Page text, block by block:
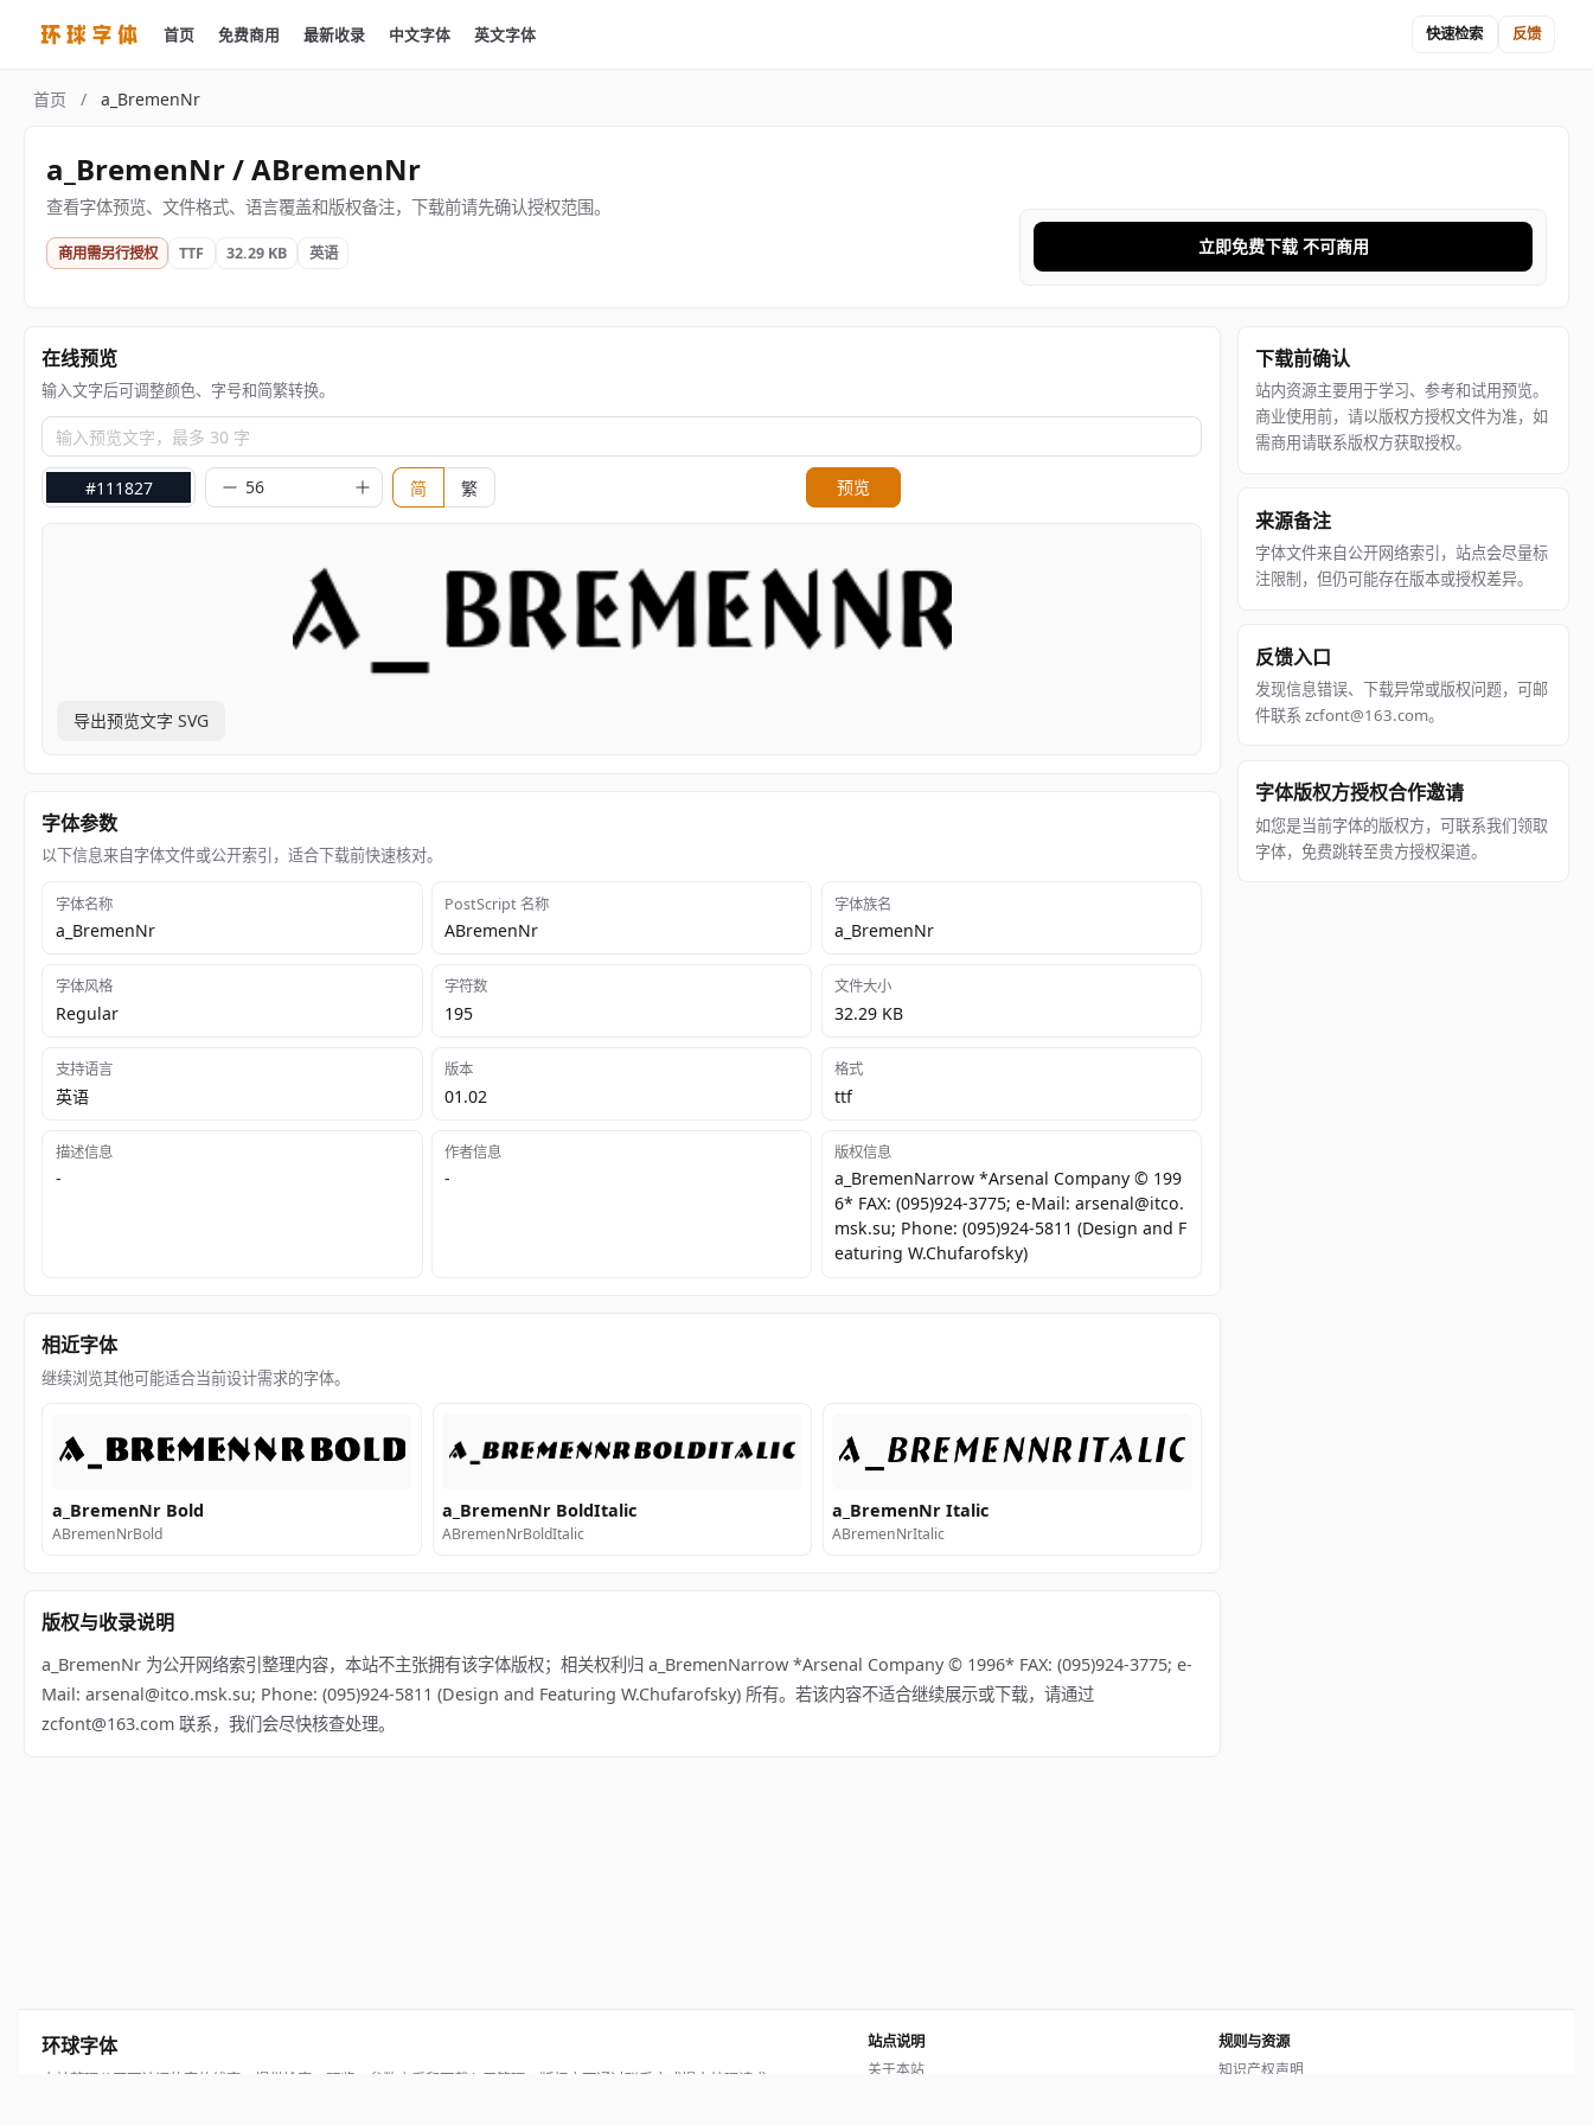
首页 免费商用 最新收录 中文字体 英文字体 快速检索 反馈
首页 / a_BremenNr
a_BremenNr / ABremenNr
查看字体预览、文件格式、语言覆盖和版权备注，下载前请先确认授权范围。
商用需另行授权 TTF 32.29 KB 英语 立即免费下载 不可商用
在线预览
输入文字后可调整颜色、字号和简繁转换。
输入预览文字，最多 30 字
#111827 简 繁 预览
导出预览文字 SVG
字体参数
以下信息来自字体文件或公开索引，适合下载前快速核对。
字体名称
a_BremenNr
PostScript 名称
ABremenNr
字体族名
a_BremenNr
字体风格
Regular
字符数
195
文件大小
32.29 KB
支持语言
英语
版本
01.02
格式
ttf
描述信息
-
作者信息
-
版权信息
a_BremenNarrow *Arsenal Company © 199
6* FAX: (095)924-3775; e-Mail: arsenal@itco.
msk.su; Phone: (095)924-5811 (Design and F
eaturing W.Chufarofsky)
相近字体
继续浏览其他可能适合当前设计需求的字体。
a_BremenNr Bold
ABremenNrBold
a_BremenNr BoldItalic
ABremenNrBoldItalic
a_BremenNr Italic
ABremenNrItalic
版权与收录说明
a_BremenNr 为公开网络索引整理内容，本站不主张拥有该字体版权；相关权利归 a_BremenNarrow *Arsenal Company © 1996* FAX: (095)924-3775; e-
Mail: arsenal@itco.msk.su; Phone: (095)924-5811 (Design and Featuring W.Chufarofsky) 所有。若该内容不适合继续展示或下载，请通过
zcfont@163.com 联系，我们会尽快核查处理。
下载前确认
站内资源主要用于学习、参考和试用预览。
商业使用前，请以版权方授权文件为准，如
需商用请联系版权方获取授权。
来源备注
字体文件来自公开网络索引，站点会尽量标
注限制，但仍可能存在版本或授权差异。
反馈入口
发现信息错误、下载异常或版权问题，可邮
件联系 zcfont@163.com。
字体版权方授权合作邀请
如您是当前字体的版权方，可联系我们领取
字体，免费跳转至贵方授权渠道。
环球字体
本站整理公开可访问的字体线索，提供检索、预览、参数查看和下载入口管理。版权方可通过联系方式提交处理请求。
站点说明
关于本站
规则与资源
知识产权声明